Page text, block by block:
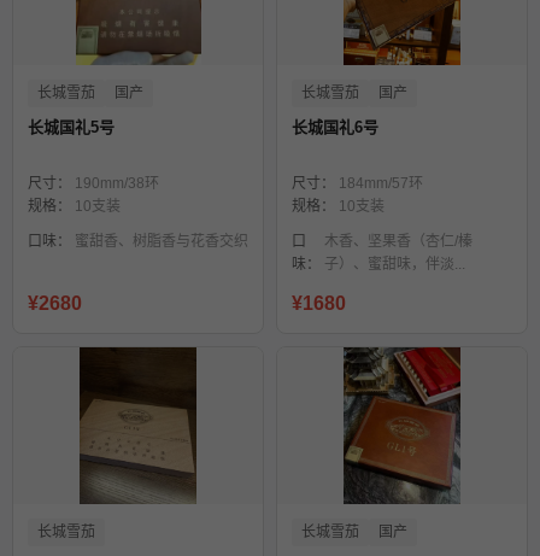
长城雪茄 国产
长城国礼5号
尺寸：
190mm/38环
规格：
10支装
口味： 蜜甜香、树脂香与花香交织
¥2680
长城雪茄 国产
长城国礼6号
尺寸：
184mm/57环
规格：
10支装
口
味：
木香、坚果香（杏仁/榛
子）、蜜甜味，伴淡...
¥1680
长城雪茄 长城雪茄 国产